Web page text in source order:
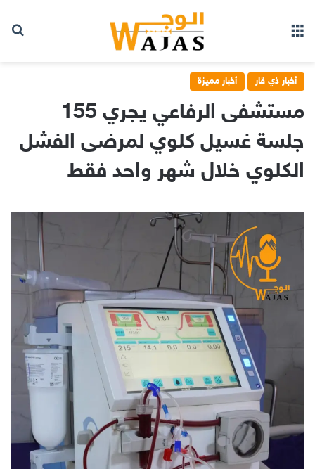
أخبار ذي قار أخبار مميزة
مستشفى الرفاعي يجري 155
جلسة غسيل كلوي لمرضى الفشل
الكلوي خلال شهر واحد فقط